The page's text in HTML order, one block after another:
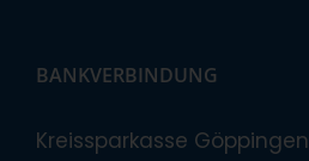
BANKVERBINDUNG
Kreissparkasse Göppingen